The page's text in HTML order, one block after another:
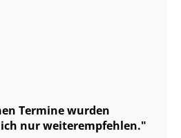
Termine wurden
nur weiterempfehlen.